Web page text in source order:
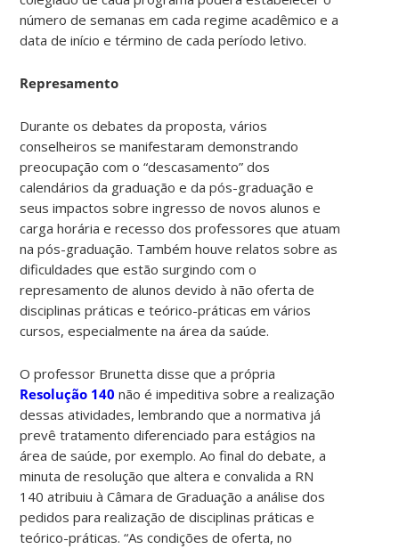
número de semanas em cada regime acadêmico e a
data de início e término de cada período letivo.
Represamento
Durante os debates da proposta, vários
conselheiros se manifestaram demonstrando
preocupação com o “descasamento” dos
calendários da graduação e da pós-graduação e
seus impactos sobre ingresso de novos alunos e
carga horária e recesso dos professores que atuam
na pós-graduação. Também houve relatos sobre as
dificuldades que estão surgindo com o
represamento de alunos devido à não oferta de
disciplinas práticas e teórico-práticas em vários
cursos, especialmente na área da saúde.
O professor Brunetta disse que a própria
Resolução 140 não é impeditiva sobre a realização
dessas atividades, lembrando que a normativa já
prevê tratamento diferenciado para estágios na
área de saúde, por exemplo. Ao final do debate, a
minuta de resolução que altera e convalida a RN
140 atribuiu à Câmara de Graduação a análise dos
pedidos para realização de disciplinas práticas e
teórico-práticas. “As condições de oferta, no